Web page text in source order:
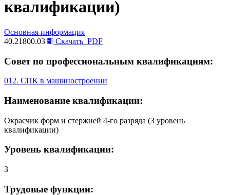
квалификации)
Основная информация
40.21800.03
Скачать PDF
Совет по профессиональным квалификациям:
012. СПК в машиностроении
Наименование квалификации:
Окрасчик форм и стержней 4-го разряда (3 уровень
квалификации)
Уровень квалификации:
3
Трудовые функции: